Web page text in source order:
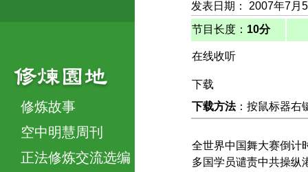
修炼故事
空中明慧周刊
正法修炼交流选编
发表日期： 2007年7月
节目长度： 10分
在线收听
下载
下载方法：按鼠标器右
全世界中国舞大赛倒
多国学员谴责中共操纵